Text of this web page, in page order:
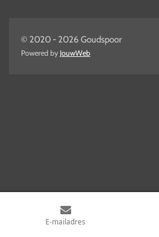
© 2020 - 2026 Goudspoor
Powered by JouwWeb
E-mailadres